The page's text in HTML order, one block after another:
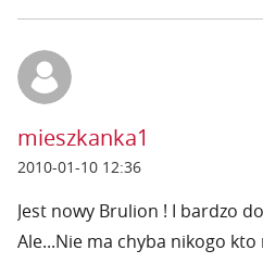
mieszkanka1
2010-01-10 12:36
Jest nowy Brulion ! I bardzo
Ale...Nie ma chyba nikogo kto